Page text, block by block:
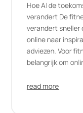
Hoe AI de
verandert De
verandert sneller
online naar
adviezen. Voor
belangrijk om
read more